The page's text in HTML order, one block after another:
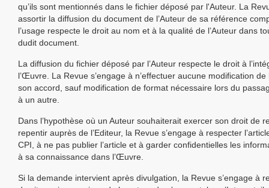
qu’ils sont mentionnés dans le fichier déposé par l'Auteur. La
assortir la diffusion du document de l’Auteur de sa référence
l’usage respecte le droit au nom et à la qualité de l’Auteur dans
dudit document.
La diffusion du fichier déposé par l’Auteur respecte le droit à
l’Œuvre. La Revue s’engage à n’effectuer aucune modification
son accord, sauf modification de format nécessaire lors du
à un autre.
Dans l’hypothèse où un Auteur souhaiterait exercer son droit de
repentir auprès de l’Editeur, la Revue s’engage à respecter
CPI, à ne pas publier l’article et à garder confidentielles les
à sa connaissance dans l’Œuvre.
Si la demande intervient après divulgation, la Revue s’engage à